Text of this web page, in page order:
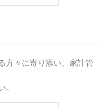
方々に寄り添い、家計管
。